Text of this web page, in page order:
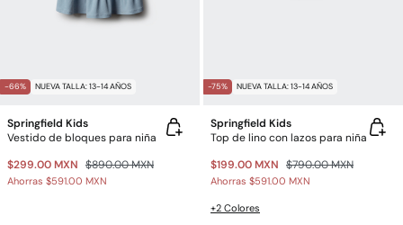
-66% NUEVA TALLA: 13-14 AÑOS
Springfield Kids
Vestido de bloques para niña
$299.00 MXN $890.00 MXN
Ahorras $591.00 MXN
-75% NUEVA TALLA: 13-14 AÑOS
Springfield Kids
Top de lino con lazos para niña
$199.00 MXN $790.00 MXN
Ahorras $591.00 MXN
+2 Colores